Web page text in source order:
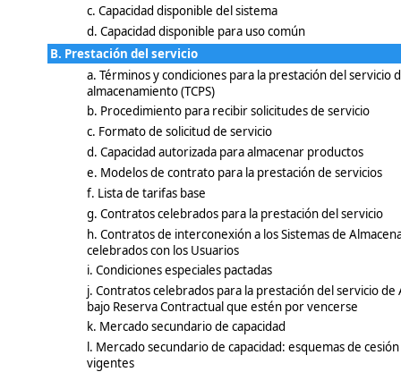
c. Capacidad disponible del sistema
d. Capacidad disponible para uso común
B. Prestación del servicio
a. Términos y condiciones para la prestación del servicio
almacenamiento (TCPS)
b. Procedimiento para recibir solicitudes de servicio
c. Formato de solicitud de servicio
d. Capacidad autorizada para almacenar productos
e. Modelos de contrato para la prestación de servicios
f. Lista de tarifas base
g. Contratos celebrados para la prestación del servicio
h. Contratos de interconexión a los Sistemas de
celebrados con los Usuarios
i. Condiciones especiales pactadas
j. Contratos celebrados para la prestación del servicio
bajo Reserva Contractual que estén por vencerse
k. Mercado secundario de capacidad
l. Mercado secundario de capacidad: esquemas de
vigentes